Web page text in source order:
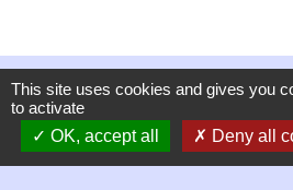
This site uses cookies and gives you
to activate
OK, accept all
Deny all